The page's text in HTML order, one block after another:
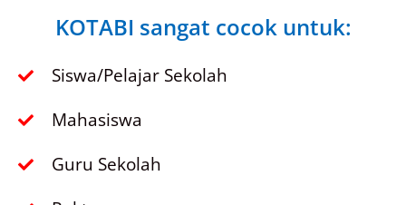
KOTABI sangat cocok untuk:
Siswa/Pelajar Sekolah
Mahasiswa
Guru Sekolah